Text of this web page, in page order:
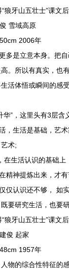
雪域高原
2006年
是立意本身。把自
。所以有真实，也
体悟或瞬间的感
”，这里头有3层含
生活是基础，艺
术;
生活认识的基础上
精神提炼出来，才
认识还不够， 如
要研究生活，也要
俊 起家
1957年
的综合性特征的